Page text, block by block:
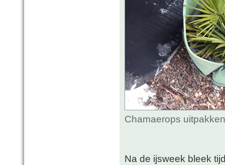
Chamaerops
Na de ijsweek bleek